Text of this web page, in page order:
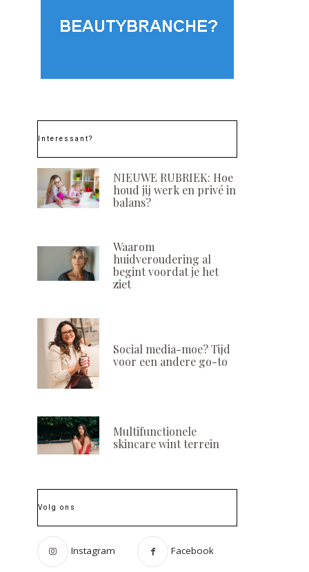
Interessant?
NIEUWE RUBRIEK: Hoe
houd jij werk en privé in
balans?
Waarom
huidveroudering al
begint voordat je het
ziet
Social media-moe? Tijd
voor een andere go-to
Multifunctionele
skincare wint terrein
Volg ons
Instagram Facebook